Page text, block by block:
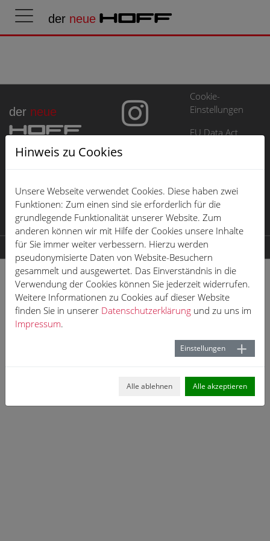
der neue HOFF
der neue
HOFF
Cookie-
Einstellungen
EU Data Act
Öffnungszeiten
Karriere
© 2026 der neue HOFF
Hinweis zu Cookies
Unsere Webseite verwendet Cookies. Diese haben zwei
Funktionen: Zum einen sind sie erforderlich für die
grundlegende Funktionalität unserer Website. Zum
anderen können wir mit Hilfe der Cookies unsere Inhalte
für Sie immer weiter verbessern. Hierzu werden
pseudonymisierte Daten von Website-Besuchern
gesammelt und ausgewertet. Das Einverständnis in die
Verwendung der Cookies können Sie jederzeit widerrufen.
Weitere Informationen zu Cookies auf dieser Website
finden Sie in unserer Datenschutzerklärung und zu uns im
Impressum.
Einstellungen
Alle ablehnen Alle akzeptieren